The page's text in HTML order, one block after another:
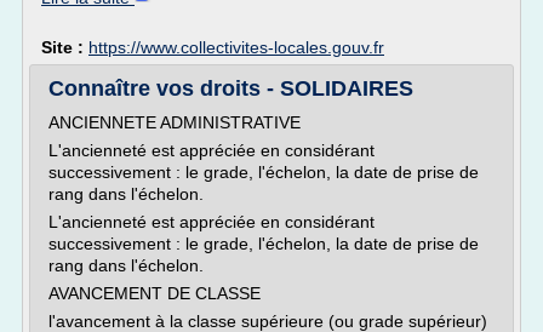
Site : https://www.collectivites-locales.gouv.fr
Connaître vos droits - SOLIDAIRES
ANCIENNETE ADMINISTRATIVE
L'ancienneté est appréciée en considérant
successivement : le grade, l'échelon, la date de prise de
rang dans l'échelon.
L'ancienneté est appréciée en considérant
successivement : le grade, l'échelon, la date de prise de
rang dans l'échelon.
AVANCEMENT DE CLASSE
l'avancement à la classe supérieure (ou grade supérieur)